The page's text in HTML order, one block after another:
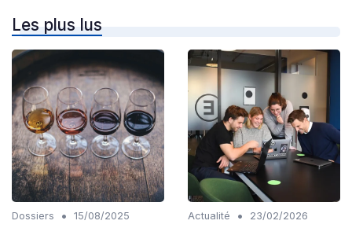
Les plus lus
Dossiers •
15/08/2025
Actualité •
23/02/2026